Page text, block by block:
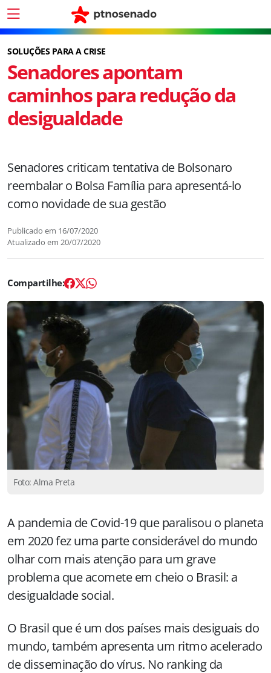
SOLUÇÕES PARA A CRISE
Senadores apontam
caminhos para redução da
desigualdade
Senadores criticam tentativa de Bolsonaro
reembalar o Bolsa Família para apresentá-lo
como novidade de sua gestão
Publicado em 16/07/2020
Atualizado em 20/07/2020
Foto: Alma Preta
A pandemia de Covid-19 que paralisou o planeta
em 2020 fez uma parte considerável do mundo
olhar com mais atenção para um grave
problema que acomete em cheio o Brasil: a
desigualdade social.
O Brasil que é um dos países mais desiguais do
mundo, também apresenta um ritmo acelerado
de disseminação do vírus. No ranking da